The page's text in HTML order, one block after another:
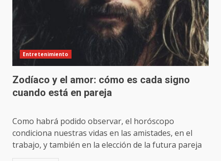
Entretenimiento
Zodíaco y el amor: cómo es cada signo
cuando está en pareja
Como habrá podido observar, el horóscopo
condiciona nuestras vidas en las amistades, en el
trabajo, y también en la elección de la futura pareja